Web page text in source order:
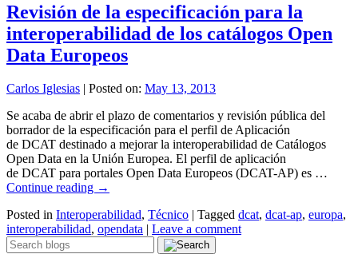
Revisión de la especificación para la
interoperabilidad de los catálogos Open
Data Europeos
Carlos Iglesias Posted on: May 13, 2013
Se acaba de abrir el plazo de comentarios y revisión pública del
borrador de la especificación para el perfil de Aplicación
de DCAT destinado a mejorar la interoperabilidad de Catálogos
Open Data en la Unión Europea. El perfil de aplicación
de DCAT para portales Open Data Europeos (DCAT-AP) es …
Continue reading →
Posted in Interoperabilidad, Técnico Tagged dcat, dcat-ap, europa,
interoperabilidad, opendata Leave a comment